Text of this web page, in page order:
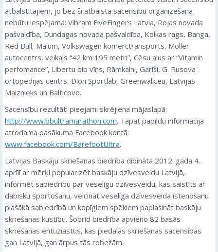
atbalstītājiem, jo bez šī atbalsta sacensību organizēšana
nebūtu iespējama: Vibram FiveFingers Latvia, Rojas novada
pašvaldība, Dundagas novada pašvaldība, Kolkas rags, Banga,
Red Bull, Malum, Volkswagen komerctransports, Moller
autocentrs, veikals “42 km 195 metri”, Cēsu alus ar “Vitamin
perfomance”, Libertu bio vīns, Rāmkalni, Garīši, G. Rusova
ortopēdijas centrs, Dion Sportlab, Greenwalk.eu, Latvijas
Maiznieks un Balticovo.
Sacensību rezultāti pieejami skrējiena mājaslapā:
http://www.bbultramarathon.com. Tāpat papildu informācija
atrodama pasākuma Facebook kontā:
www.facebook.com/BarefootUltra.
Latvijas Baskāju skriešanas biedrība dibināta 2012. gada 4.
aprīlī ar mērķi popularizēt baskāju dzīvesveidu Latvijā,
informēt sabiedrību par veselīgu dzīvesveidu, kas saistīts ar
dabisku sportošanu, veicināt veselīga dzīvesveida īstenošanu
plašākā sabiedrībā un kopīgiem spēkiem paplašināt baskāju
skriešanas kustību. Šobrīd biedrība apvieno 82 basās
skriešanas entuziastus, kas piedalās skriešanas sacensībās
gan Latvijā, gan ārpus tās robežām.